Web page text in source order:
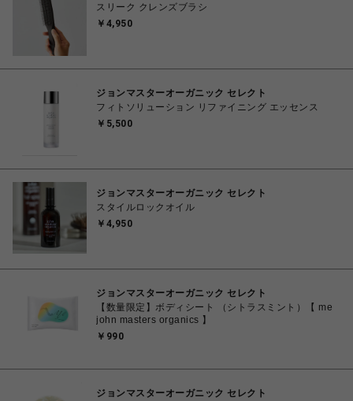
スリーク クレンズブラシ
￥4,950
ジョンマスターオーガニック セレクト
フィトソリューション リファイニング エッセンス
￥5,500
ジョンマスターオーガニック セレクト
スタイルロックオイル
￥4,950
ジョンマスターオーガニック セレクト
【数量限定】ボディシート （シトラスミント）【 me
john masters organics 】
￥990
ジョンマスターオーガニック セレクト